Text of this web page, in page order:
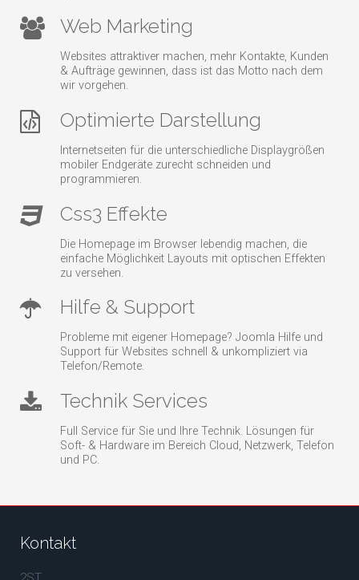
Web Marketing
Websites attraktiver machen, mehr Kontakte, Kunden
& Aufträge gewinnen, dass ist das Motto nach dem
wir vorgehen.
Optimierte Darstellung
Internetseiten für die unterschiedliche Displaygrößen
mobiler Endgeräte zurecht schneiden und
programmieren.
Css3 Effekte
Die Homepage im Browser lebendig machen, die
einfache Möglichkeit Layouts mit optischen Effekten
zu versehen.
Hilfe & Support
Probleme mit eigener Homepage? Joomla Hilfe und
Support für Websites schnell & unkompliziert via
Telefon/Remote.
Technik Services
Full Service für Sie und Ihre Technik. Lösungen für
Soft- & Hardware im Bereich Cloud, Netzwerk, Telefon
und PC.
Kontakt